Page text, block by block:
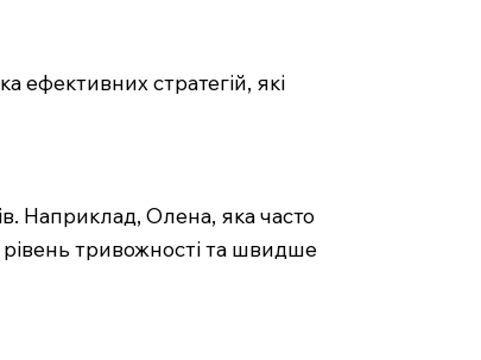
ефективних стратегій, які
Наприклад, Олена, яка часто
тривожності та швидше